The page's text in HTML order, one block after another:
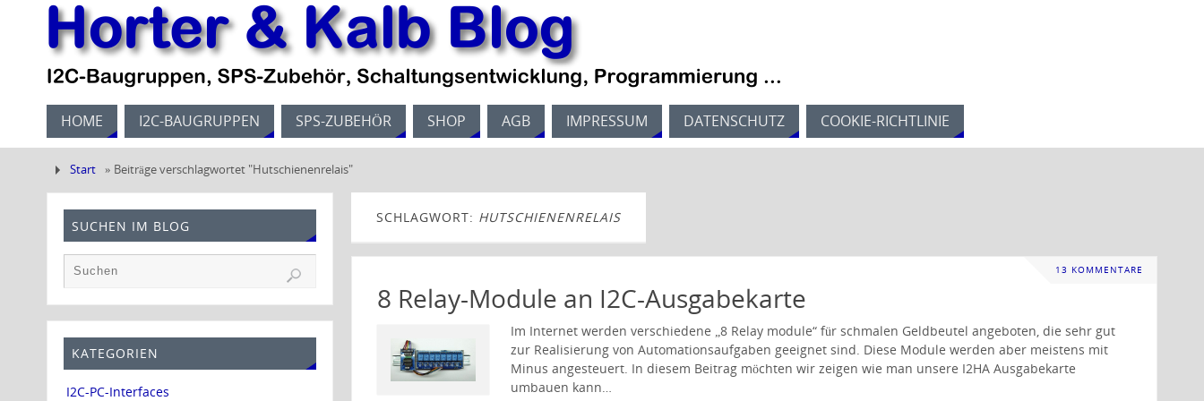
HOME I2C-BAUGRUPPEN SPS-ZUBEHÖR SHOP AGB IMPRESSUM DATENSCHUTZ COOKIE-RICHTLINIE
Start » Beiträge verschlagwortet "Hutschienenrelais"
SCHLAGWORT: HUTSCHIENENRELAIS
13 KOMMENTARE
8 Relay-Module an I2C-Ausgabekarte
Im Internet werden verschiedene „8 Relay module“ für schmalen Geldbeutel angeboten, die sehr gut
zur Realisierung von Automationsaufgaben geeignet sind. Diese Module werden aber meistens mit
Minus angesteuert. In diesem Beitrag möchten wir zeigen wie man unsere I2HA Ausgabekarte
umbauen kann…
SUCHEN IM BLOG
KATEGORIEN
I2C-PC-Interfaces